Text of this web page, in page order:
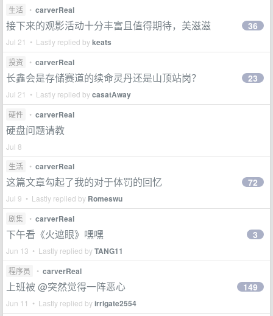
生活 • carverReal
接下来的观影活动十分丰富且值得期待，美滋滋
Jul 21 • Lastly replied bykeats
36
投资 • carverReal
长鑫会是存储赛道的续命灵丹还是山顶站岗？
Jul 21 • Lastly replied bycasatAway
23
硬件 • carverReal
硬盘问题请教
Jul 8
生活
• carverReal
这篇文章勾起了我的对于体罚的回忆
Jul 9 • Lastly replied by Romeswu
72
剧集 • carverReal
下午看《火遮眼》嘿嘿
Jun 13 • Lastly replied byTANG11
3
程序员 • carverReal
上班被 @突然觉得一阵恶心
Jun 11 • Lastly replied byirrigate2554
149